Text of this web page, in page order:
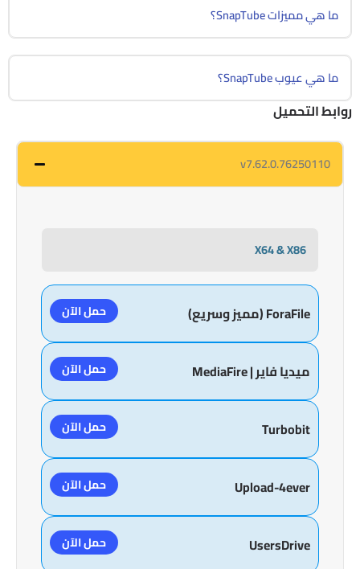
ما هي مميزات SnapTube؟
ما هي عيوب SnapTube؟
روابط التحميل
v7.62.0.76250110
X64 & X86
ForaFile (مميز وسريع) حمل الآن
ميديا فاير | MediaFire حمل الآن
Turbobit حمل الآن
Upload-4ever حمل الآن
UsersDrive حمل الآن